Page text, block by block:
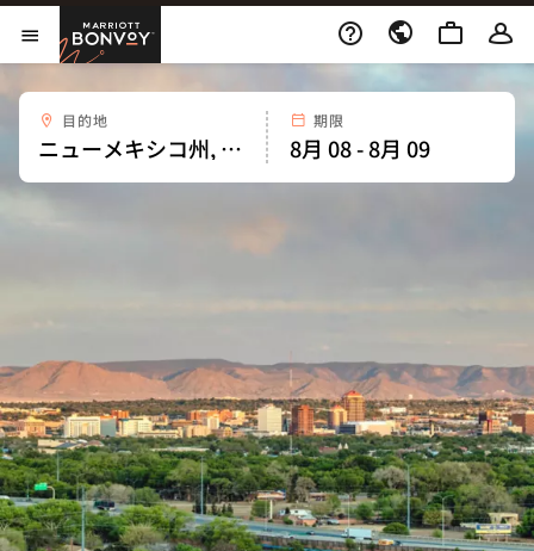
Skip to Content
メニューを開く
Marriott Bonvoy
目的地 期限